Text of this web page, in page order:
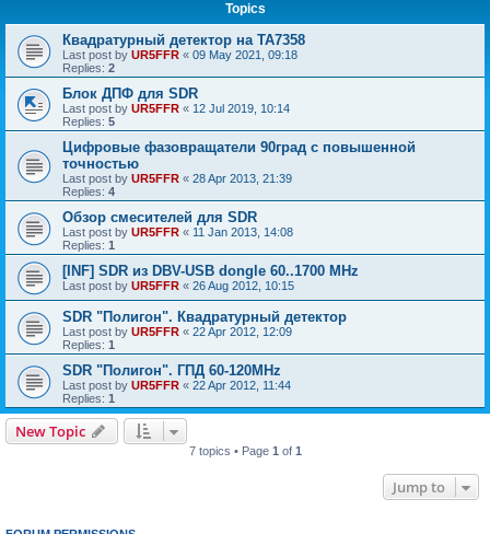
Topics
Квадратурный детектор на TA7358
Last post by UR5FFR « 09 May 2021, 09:18
Replies: 2
Блок ДПФ для SDR
Last post by UR5FFR « 12 Jul 2019, 10:14
Replies: 5
Цифровые фазовращатели 90град с повышенной
точностью
Last post by UR5FFR « 28 Apr 2013, 21:39
Replies: 4
Обзор смесителей для SDR
Last post by UR5FFR « 11 Jan 2013, 14:08
Replies: 1
[INF] SDR из DBV-USB dongle 60..1700 MHz
Last post by UR5FFR « 26 Aug 2012, 10:15
SDR "Полигон". Квадратурный детектор
Last post by UR5FFR « 22 Apr 2012, 12:09
Replies: 1
SDR "Полигон". ГПД 60-120MHz
Last post by UR5FFR « 22 Apr 2012, 11:44
Replies: 1
New Topic
7 topics • Page 1 of 1
Jump to